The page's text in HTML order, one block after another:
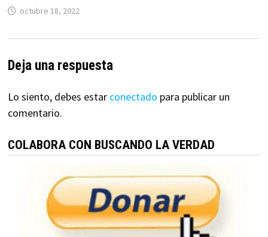
octubre 18, 2022
Deja una respuesta
Lo siento, debes estar conectado para publicar un
comentario.
COLABORA CON BUSCANDO LA VERDAD